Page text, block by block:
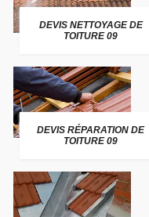
DEVIS NETTOYAGE DE
TOITURE 09
DEVIS RÉPARATION DE
TOITURE 09